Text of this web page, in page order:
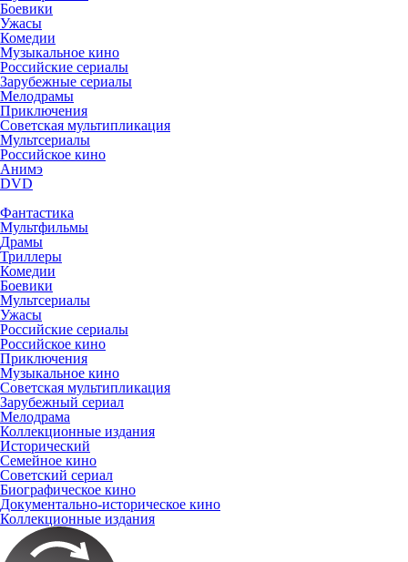
Боевики
Ужасы
Комедии
Музыкальное кино
Российские сериалы
Зарубежные сериалы
Мелодрамы
Приключения
Советская мультипликация
Мультсериалы
Российское кино
Анимэ
DVD
Фантастика
Мультфильмы
Драмы
Триллеры
Комедии
Боевики
Мультсериалы
Ужасы
Российские сериалы
Российское кино
Приключения
Музыкальное кино
Советская мультипликация
Зарубежный сериал
Мелодрама
Коллекционные издания
Исторический
Семейное кино
Советский сериал
Биографическое кино
Документально-историческое кино
Коллекционные издания